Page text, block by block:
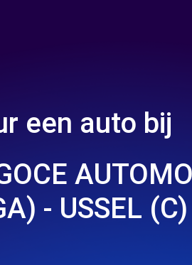
een auto bij
- USSEL (C)